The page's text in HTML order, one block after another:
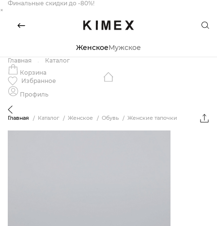
Финальные скидки до -80%!
×
ЖенскоеМужское
Главная
Каталог
Корзина
Избранное
Профиль
Главная Каталог Женское Обувь Женские тапочки